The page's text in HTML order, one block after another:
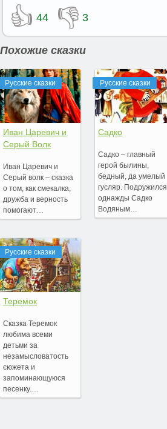
👍 44 👎 3
Похожие сказки
Русские сказки
Иван Царевич и
Серый Волк
Иван Царевич и
Серый волк – сказка
о том, как смекалка,
дружба и верность
помогают…
Русские сказки
Теремок
Сказка Теремок
любима всеми
детьми за
незамысловатость
сюжета и
запоминающуюся
песенку.…
Русские сказки
Садко
Садко – главный
герой былины,
бедный, да умелый
гусляр. Подружился
однажды Садко
Водяным…